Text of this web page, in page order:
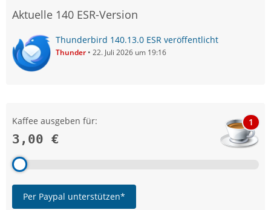
Aktuelle 140 ESR-Version
Thunderbird 140.13.0 ESR veröffentlicht
Thunder 22. Juli 2026 um 19:16
Kaffee ausgeben für:
3,00 €
1
Per Paypal unterstützen*